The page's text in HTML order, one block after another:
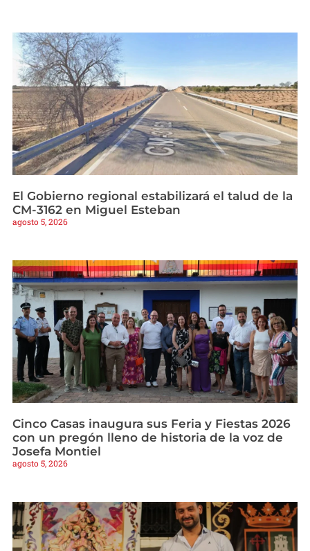
El Gobierno regional estabilizará el talud de la
CM-3162 en Miguel Esteban
agosto 5, 2026
Cinco Casas inaugura sus Feria y Fiestas 2026
con un pregón lleno de historia de la voz de
Josefa Montiel
agosto 5, 2026